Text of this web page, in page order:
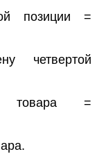
позиции =
четвертой
товара =